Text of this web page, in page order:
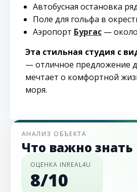
Автобусная остановка
Поле для гольфа в
Аэропорт Бургас —
Эта стильная студия с
— отличное предложение
мечтает о комфортной
моря.
АНАЛИЗ ОБЪЕКТА
Что важно знать
ОЦЕНКА INREAL4U
8/10